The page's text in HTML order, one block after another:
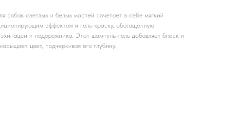
собак светлых и белых мастей сочетает в себе мягкий
эффектом и гель-краску, обогащенную
и подорожника. Этот шампунь-гель добавляет блеск и
цвет, подчеркивая его глубину.